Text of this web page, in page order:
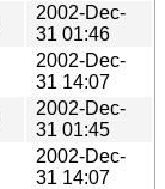
2002-Dec-
31 01:46
2002-Dec-
31 14:07
2002-Dec-
31 01:45
2002-Dec-
31 14:07